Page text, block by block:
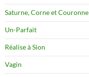
Saturne, Corne et Couronne
Un-Parfait
Réalise à Sion
Vagin